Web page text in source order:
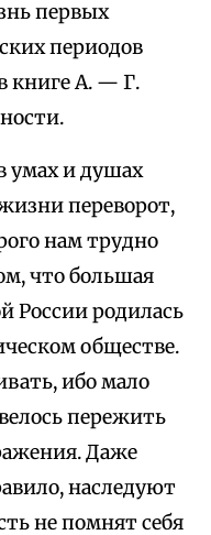
первых
периодов
книге А. — Г.
умах и душах
переворот,
нам трудно
что большая
России родилась
обществе.
ибо мало
пережить
Даже
наследуют
не помнят себя